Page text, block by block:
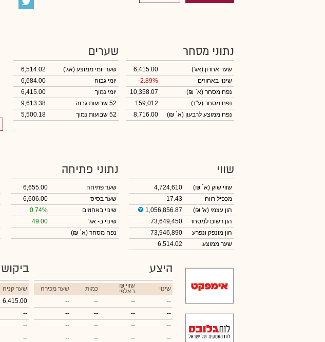
נתוני מסחר
שער אחרון (אג')
6,415.00
שינוי באחוזים
-2.89%
נפח מסחר (א` ₪)
10,358.07
נפח מסחר (ע"נ)
159,012
נפח ממוצע לרבעון (א` ₪)
8,716.00
שערים
שער יומי ממוצע (אג')
6,514.02
יומי גבוה
6,684.00
יומי נמוך
6,415.00
52 שבועות גבוה
9,613.38
52 שבועות נמוך
5,500.18
שווי
שווי שוק (א` ₪)
4,724,610
מכפיל רווח
17.43
הון עצמי (א' ₪)
1,056,856.87
הון רשום למסחר
73,649,450
הון מונפק ונפרע
73,946,890
שער ממוצע
6,514.02
נתוני פתיחה
שער פתיחה
6,655.00
שער בסיס
6,606.00
שינוי באחוזים
0.74%
שינוי ב- אג'
49.00
נפח מסחר (א` ₪)
היצע
שינוי ₪ שווי
באלפי כמות
שער מכירה
--
--
--
--
--
--
--
--
--
--
--
--
--
--
--
--
ביקוש
שער קניה
6,415.00
--
--
--